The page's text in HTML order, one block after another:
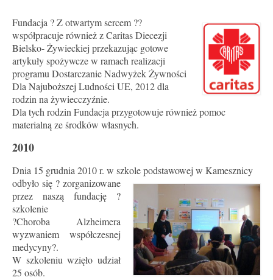
Fundacja ? Z otwartym sercem ??
współpracuje również z Caritas Diecezji
Bielsko- Żywieckiej przekazując gotowe
artykuły spożywcze w ramach realizacji
programu Dostarczanie Nadwyżek Żywności
Dla Najuboższej Ludności UE, 2012 dla
rodzin na żywiecczyźnie.
Dla tych rodzin Fundacja przygotowuje również pomoc
materialną ze środków własnych.
2010
Dnia 15 grudnia 2010 r. w szkole podstawowej w Kamesznicy
odbyło się ? zorganizowane
przez naszą fundację ?
szkolenie
?Choroba Alzheimera
wyzwaniem współczesnej
medycyny?.
W szkoleniu wzięło udział
25 osób.